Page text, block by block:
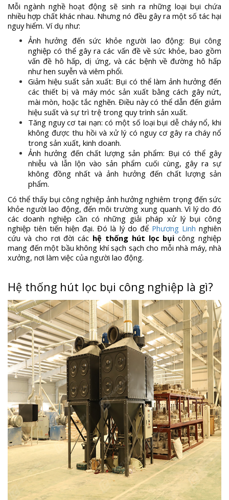
Mỗi ngành nghề hoạt động sẽ sinh ra những loại bụi chứa
nhiều hợp chất khác nhau. Nhưng nó đều gây ra một số tác hại
nguy hiểm. Ví dụ như:
Ảnh hưởng đến sức khỏe người lao động: Bụi công
nghiệp có thể gây ra các vấn đề về sức khỏe, bao gồm
vấn đề hô hấp, dị ứng, và các bệnh về đường hô hấp
như hen suyễn và viêm phổi.
Giảm hiệu suất sản xuất: Bụi có thể làm ảnh hưởng đến
các thiết bị và máy móc sản xuất bằng cách gây nứt,
mài mòn, hoặc tắc nghẽn. Điều này có thể dẫn đến giảm
hiệu suất và sự trì trệ trong quy trình sản xuất.
Tăng nguy cơ tai nạn: có một số loại bụi dễ cháy nổ, khi
không được thu hồi và xử lý có nguy cơ gây ra cháy nổ
trong sản xuất, kinh doanh.
Ảnh hưởng đến chất lượng sản phẩm: Bụi có thể gây
nhiễu và lẫn lộn vào sản phẩm cuối cùng, gây ra sự
không đồng nhất và ảnh hưởng đến chất lượng sản
phẩm.
Có thể thấy bụi công nghiệp ảnh hưởng nghiêm trọng đến sức
khỏe người lao động, đến môi trường xung quanh. Vì lý do đó
các doanh nghiệp cần có những giải pháp xử lý bụi công
nghiệp tiên tiến hiện đại. Đó là lý do để Phương Linh nghiên
cứu và cho rơi đời các hệ thống hút lọc bụi công nghiệp
mang đến một bầu không khí sạch sạch cho mỗi nhà máy, nhà
xưởng, nơi làm việc của người lao động.
Hệ thống hút lọc bụi công nghiệp là gì?